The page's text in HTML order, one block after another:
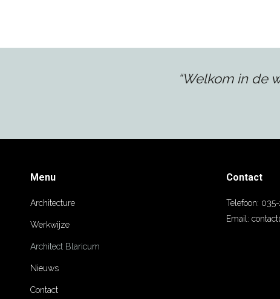
“Welkom in de
Menu
Architecture
Werkwijze
Architect Blaricum
Nieuws
Contact
Contact
Telefoon:
Email: